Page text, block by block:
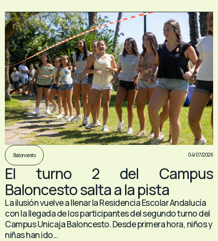
Baloncesto 04/07/2026
El turno 2 del Campus
Baloncesto salta a la pista
La ilusión vuelve a llenar la Residencia Escolar Andalucía
con la llegada de los participantes del segundo turno del
Campus Unicaja Baloncesto. Desde primera hora, niños y
niñas han ido...